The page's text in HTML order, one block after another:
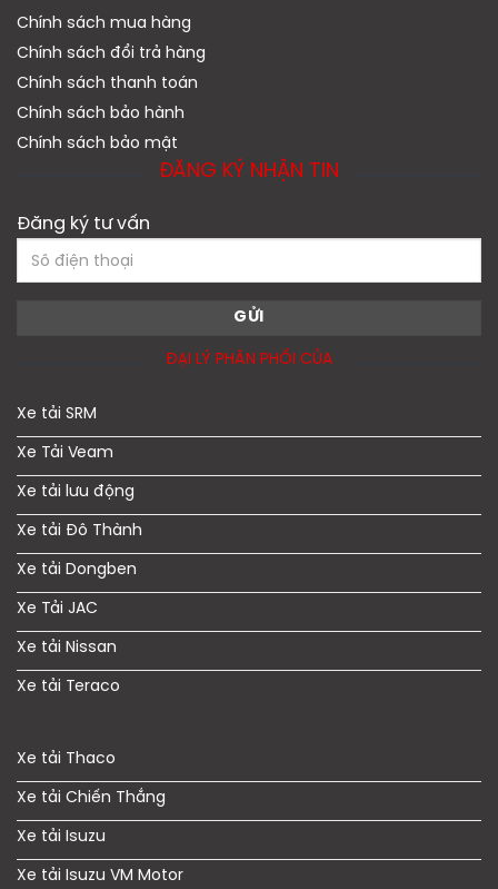
Chính sách mua hàng
Chính sách đổi trả hàng
Chính sách thanh toán
Chính sách bảo hành
Chính sách bảo mật
ĐĂNG KÝ NHẬN TIN
Đăng ký tư vấn
ĐẠI LÝ PHÂN PHỐI CỦA
Xe tải SRM
Xe Tải Veam
Xe tải lưu động
Xe tải Đô Thành
Xe tải Dongben
Xe Tải JAC
Xe tải Nissan
Xe tải Teraco
Xe tải Thaco
Xe tải Chiến Thắng
Xe tải Isuzu
Xe tải Isuzu VM Motor